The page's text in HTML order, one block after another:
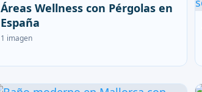
Áreas Wellness con Pérgolas en
España
1 imagen